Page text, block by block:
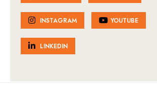
INSTAGRAM YOUTUBE
LINKEDIN